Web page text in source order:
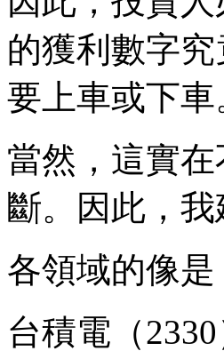
的獲利數字
要上車或下車
當然，這實
斷。因此，
各領域的像是
台積電（2330